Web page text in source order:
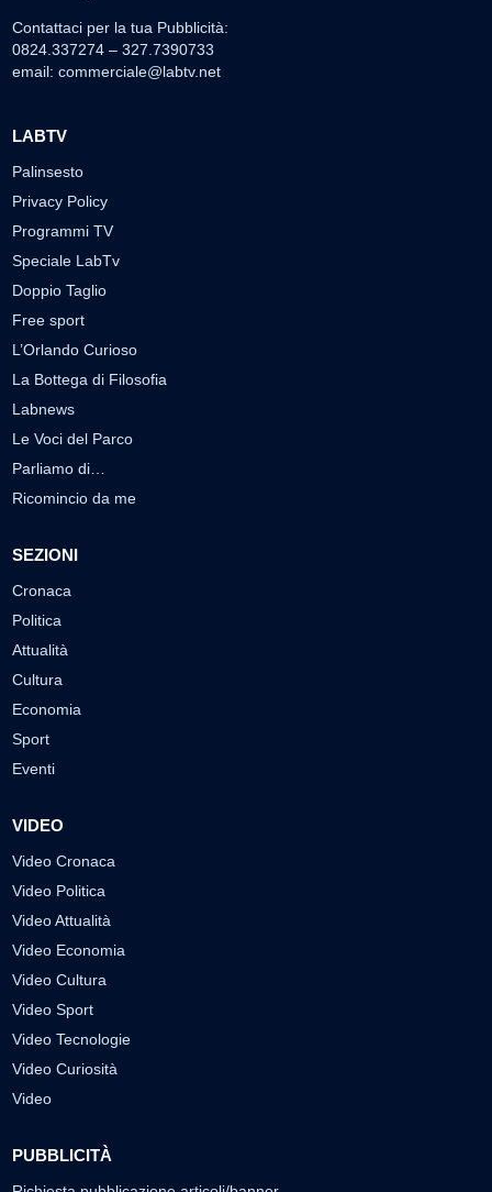
Contattaci per la tua Pubblicità:
0824.337274 – 327.7390733
email: commerciale@labtv.net
LABTV
Palinsesto
Privacy Policy
Programmi TV
Speciale LabTv
Doppio Taglio
Free sport
L’Orlando Curioso
La Bottega di Filosofia
Labnews
Le Voci del Parco
Parliamo di…
Ricomincio da me
SEZIONI
Cronaca
Politica
Attualità
Cultura
Economia
Sport
Eventi
VIDEO
Video Cronaca
Video Politica
Video Attualità
Video Economia
Video Cultura
Video Sport
Video Tecnologie
Video Curiosità
Video
PUBBLICITÀ